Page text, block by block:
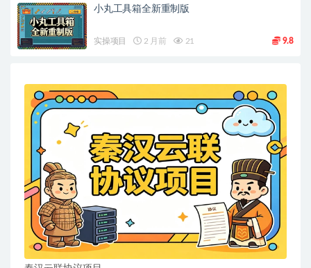
小丸工具箱全新重制版
实操项目 2 月前 21 9.8